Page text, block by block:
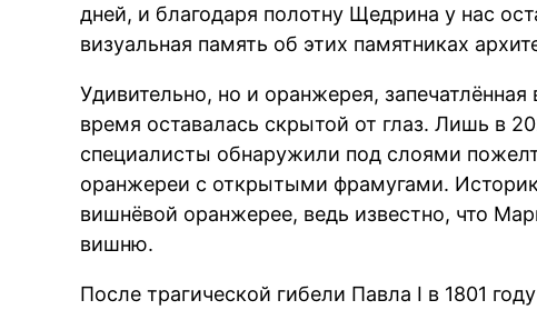
дней, и благодаря полотну Щедрина у нас
визуальная память об этих памятниках
Удивительно, но и оранжерея,
время оставалась скрытой от глаз. Лишь в
специалисты обнаружили под слоями
оранжереи с открытыми фрамугами.
вишнёвой оранжерее, ведь известно, что
вишню.
После трагической гибели Павла I в 1801